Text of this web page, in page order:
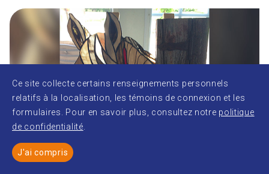
Ce site collecte certains renseignements personnels
relatifs à la localisation, les témoins de connexion et les
formulaires. Pour en savoir plus, consultez notre politique
de confidentialité.
J'ai compris